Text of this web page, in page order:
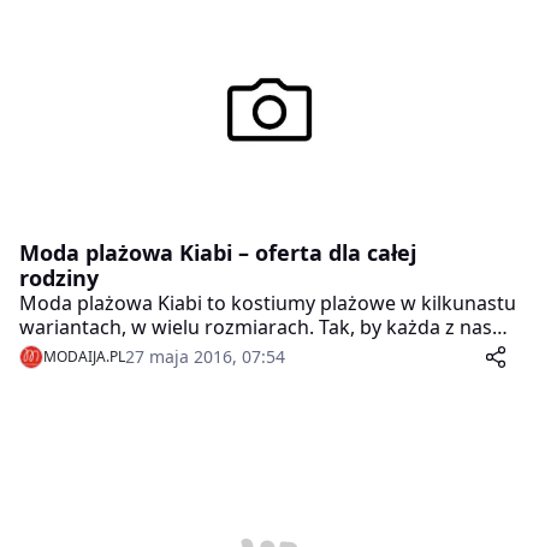
Moda plażowa Kiabi – oferta dla całej
rodziny
Moda plażowa Kiabi to kostiumy plażowe w kilkunastu
wariantach, w wielu rozmiarach. Tak, by każda z nas
znaleźć coś, co najlepiej pasuje do naszego
indywidualnego stylu i sylwetki.
MODAIJA.PL27 maja 2016, 07:54